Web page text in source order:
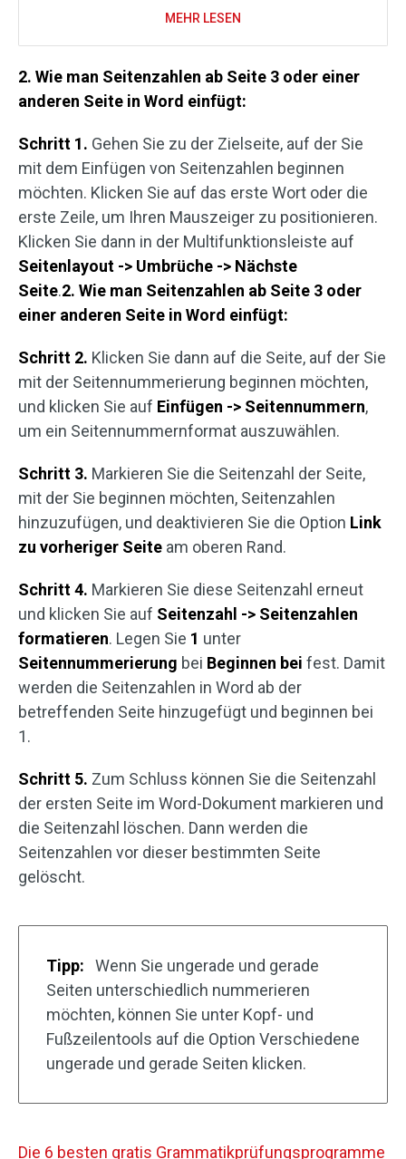
MEHR LESEN
2. Wie man Seitenzahlen ab Seite 3 oder einer
anderen Seite in Word einfügt:
Schritt 1. Gehen Sie zu der Zielseite, auf der Sie
mit dem Einfügen von Seitenzahlen beginnen
möchten. Klicken Sie auf das erste Wort oder die
erste Zeile, um Ihren Mauszeiger zu positionieren.
Klicken Sie dann in der Multifunktionsleiste auf
Seitenlayout -> Umbrüche -> Nächste
Seite.2. Wie man Seitenzahlen ab Seite 3 oder
einer anderen Seite in Word einfügt:
Schritt 2. Klicken Sie dann auf die Seite, auf der Sie
mit der Seitennummerierung beginnen möchten,
und klicken Sie auf Einfügen -> Seitennummern,
um ein Seitennummernformat auszuwählen.
Schritt 3. Markieren Sie die Seitenzahl der Seite,
mit der Sie beginnen möchten, Seitenzahlen
hinzuzufügen, und deaktivieren Sie die Option Link
zu vorheriger Seite am oberen Rand.
Schritt 4. Markieren Sie diese Seitenzahl erneut
und klicken Sie auf Seitenzahl -> Seitenzahlen
formatieren. Legen Sie 1 unter
Seitennummerierung bei Beginnen bei fest. Damit
werden die Seitenzahlen in Word ab der
betreffenden Seite hinzugefügt und beginnen bei
1.
Schritt 5. Zum Schluss können Sie die Seitenzahl
der ersten Seite im Word-Dokument markieren und
die Seitenzahl löschen. Dann werden die
Seitenzahlen vor dieser bestimmten Seite
gelöscht.
Tipp:
Wenn Sie ungerade und gerade
Seiten unterschiedlich nummerieren
möchten, können Sie unter Kopf- und
Fußzeilentools auf die Option Verschiedene
ungerade und gerade Seiten klicken.
Die 6 besten gratis Grammatikprüfungsprogramme